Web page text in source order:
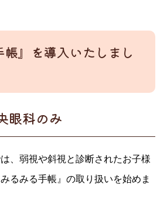
帳』を導入いたしまし
眼科のみ
、弱視や斜視と診断されたお子様
るみる手帳』の取り扱いを始めま